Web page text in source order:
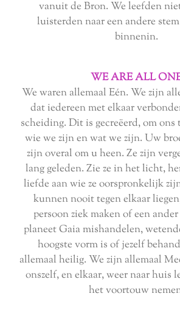
vanuit de Bron. We leefden
luisterden naar een andere
binnenin.
WE ARE ALL
We waren allemaal Eén. We zijn
dat iedereen met elkaar
scheiding. Dit is gecreëerd, om ons
wie we zijn en wat we zijn. Uw
zijn overal om u heen. Ze zijn
lang geleden. Zie ze in het licht,
liefde aan wie ze oorspronkelijk
kunnen nooit tegen elkaar
persoon ziek maken of een
planeet Gaia mishandelen,
hoogste vorm is of jezelf
allemaal heilig. We zijn allemaal
onszelf, en elkaar, weer naar huis
het voortouw